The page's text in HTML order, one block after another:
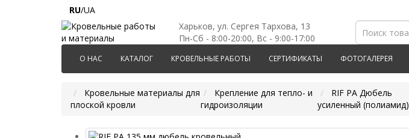
RU/UA
Харьков, ул. Сергея Тархова, 13
Пн-Сб - 8:00-20:00, Вс - 9:00-17:00
О НАС КАТАЛОГ КРОВЕЛЬНЫЕ РАБОТЫ СЕРТИФИКАТЫ ФОТОГАЛЕРЕЯ
Кровельные материалы для
плоской кровли
Крепление для тепло- и
гидроизоляции
RIF PA Дюбель
усиленный (полиамид)